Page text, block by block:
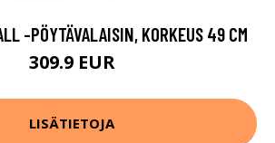
-PÖYTÄVALAISIN, KORKEUS 49 CM
309.9 EUR
LISÄTIETOJA